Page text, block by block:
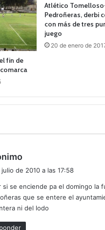
fin de
Atlético
Pedroñeras, derbi
con más de tres
juego
20 de enero de
e
:
de 2010 a las 17:58
si se enciende pa el domingo la
que se entere el
ni del lodo